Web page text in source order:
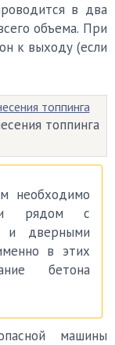
в два
объема. При
к выходу (если
топпинга
необходимо
рядом с
и дверными
в этих
бетона
машины